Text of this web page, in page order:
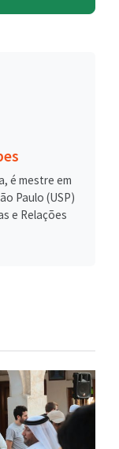
é mestre em
Paulo (USP)
e Relações